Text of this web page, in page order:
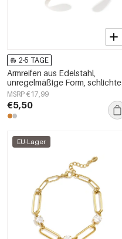
2-5 TAGE
Armreifen aus Edelstahl,
unregelmäßige Form, schlichte
Alltagsserie, Damenschmuck
MSRP €17,99
€5,50
EU-Lager